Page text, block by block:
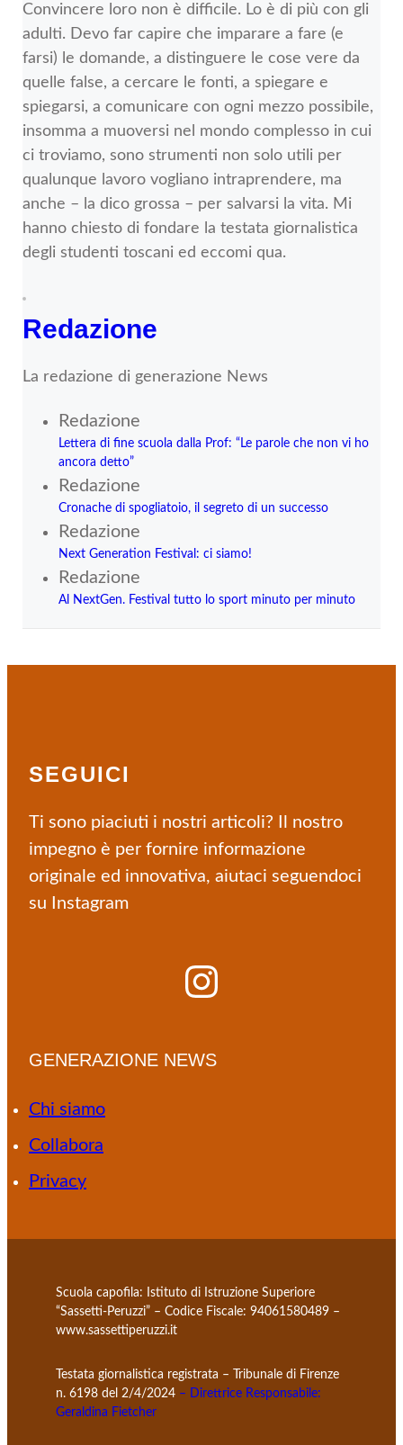
Convincere loro non è difficile. Lo è di più con gli
adulti. Devo far capire che imparare a fare (e
farsi) le domande, a distinguere le cose vere da
quelle false, a cercare le fonti, a spiegare e
spiegarsi, a comunicare con ogni mezzo possibile,
insomma a muoversi nel mondo complesso in cui
ci troviamo, sono strumenti non solo utili per
qualunque lavoro vogliano intraprendere, ma
anche – la dico grossa – per salvarsi la vita. Mi
hanno chiesto di fondare la testata giornalistica
degli studenti toscani ed eccomi qua.
Redazione
La redazione di generazione News
Redazione
Lettera di fine scuola dalla Prof: “Le parole che non vi ho
ancora detto”
Redazione
Cronache di spogliatoio, il segreto di un successo
Redazione
Next Generation Festival: ci siamo!
Redazione
Al NextGen. Festival tutto lo sport minuto per minuto
SEGUICI
Ti sono piaciuti i nostri articoli? Il nostro
impegno è per fornire informazione
originale ed innovativa, aiutaci seguendoci
su Instagram
Instagram
GENERAZIONE NEWS
Chi siamo
Collabora
Privacy
Scuola capofila: Istituto di Istruzione Superiore
“Sassetti-Peruzzi” – Codice Fiscale: 94061580489 –
www.sassettiperuzzi.it
Testata giornalistica registrata – Tribunale di Firenze
n. 6198 del 2/4/2024 – Direttrice Responsabile:
Geraldina Fietcher